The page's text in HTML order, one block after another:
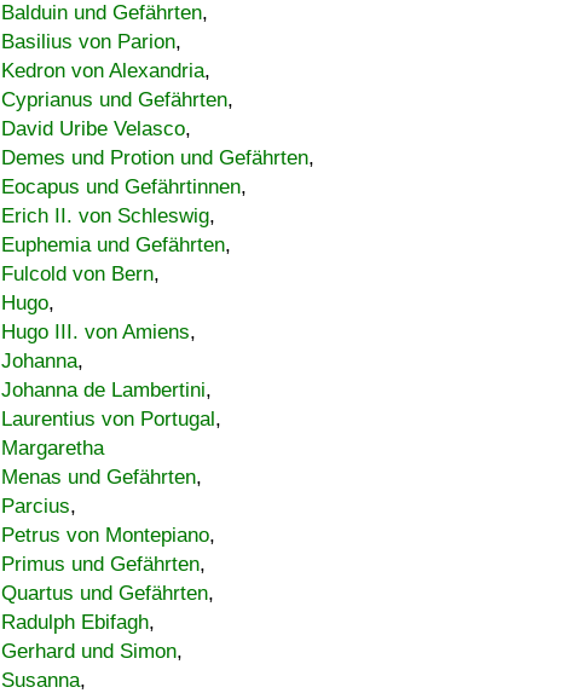
Balduin und Gefährten,
Basilius von Parion,
Kedron von Alexandria,
Cyprianus und Gefährten,
David Uribe Velasco,
Demes und Protion und Gefährten,
Eocapus und Gefährtinnen,
Erich II. von Schleswig,
Euphemia und Gefährten,
Fulcold von Bern,
Hugo,
Hugo III. von Amiens,
Johanna,
Johanna de Lambertini,
Laurentius von Portugal,
Margaretha
Menas und Gefährten,
Parcius,
Petrus von Montepiano,
Primus und Gefährten,
Quartus und Gefährten,
Radulph Ebifagh,
Gerhard und Simon,
Susanna,